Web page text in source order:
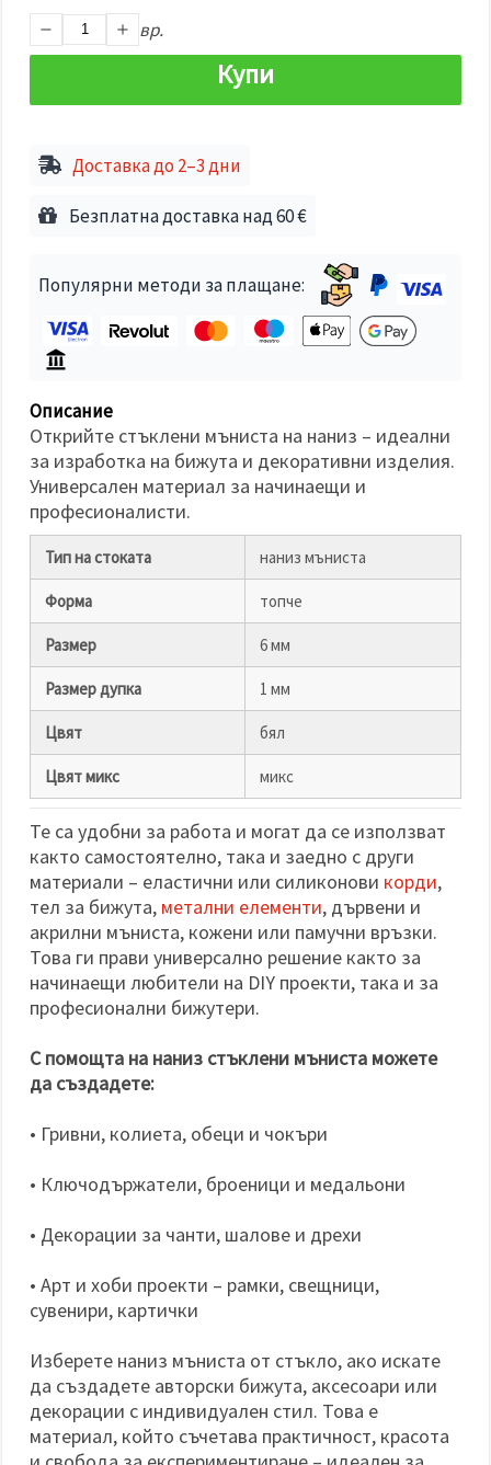
дадения
"бисквитки"
и кликнеш
Приеми
всички
Настройки
вр.
Купи
Доставка до 2–3 дни
Безплатна доставка над 60 €
Популярни методи за плащане:
Описание
Открийте стъклени мъниста на наниз – идеални
за изработка на бижута и декоративни изделия.
Универсален материал за начинаещи и
професионалисти.
Тип на стоката наниз мъниста
Форма топче
Размер 6 мм
Размер дупка 1 мм
Цвят бял
Цвят микс микс
Те са удобни за работа и могат да се използват
както самостоятелно, така и заедно с други
материали – еластични или силиконови корди,
тел за бижута, метални елементи, дървени и
акрилни мъниста, кожени или памучни връзки.
Това ги прави универсално решение както за
начинаещи любители на DIY проекти, така и за
професионални бижутери.
С помощта на наниз стъклени мъниста можете
да създадете:
• Гривни, колиета, обеци и чокъри
• Ключодържатели, броеници и медальони
• Декорации за чанти, шалове и дрехи
• Арт и хоби проекти – рамки, свещници,
сувенири, картички
Изберете наниз мъниста от стъкло, ако искате
да създадете авторски бижута, аксесоари или
декорации с индивидуален стил. Това е
материал, който съчетава практичност, красота